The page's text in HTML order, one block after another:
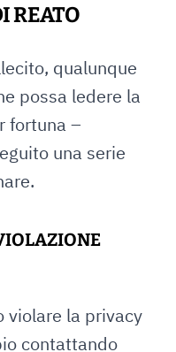
REATO
qualunque
possa ledere la
fortuna –
una serie
violare la privacy
contattando